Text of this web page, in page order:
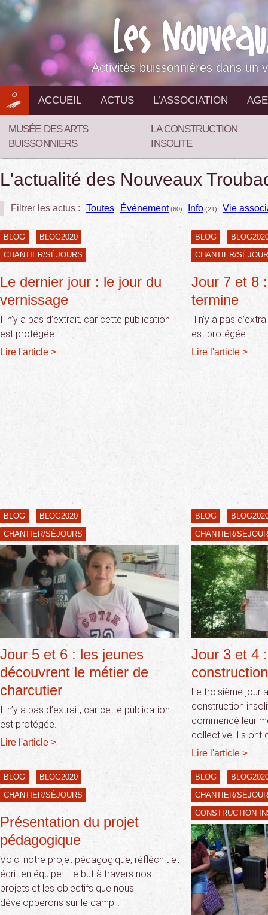
Aller
au
contenu
Activités buissonnières dans un
ACCUEIL ACTUS L’ASSOCIATION
MUSÉE DES ARTS
BUISSONNIERS
LA CONSTRUCTION
INSOLITE
L'actualité des Nouveaux
Filtrer les actus : Toutes Événement(60) Info (21) Vie
BLOG
BLOG2020
CHANTIER/SÉJOURS
Le dernier jour : le jour du
vernissage
Il n’y a pas d’extrait, car cette publication
est protégée.
Lire l'article >
BLOG
CHANTIER/
Jour 7 et 8
termine
Il n’y a pas
est protégée.
Lire l'article >
BLOG
BLOG2020
CHANTIER/SÉJOURS
Jour 5 et 6 : les jeunes
découvrent le métier de
charcutier
Il n’y a pas d’extrait, car cette publication
est protégée.
Lire l'article >
BLOG
CHANTIER/
Jour 3 et 4
Le troisième jour
construction
commencé leur
collective. Ils ont
Lire l'article >
BLOG
BLOG2020
CHANTIER/SÉJOURS
Présentation du projet
pédagogique
Voici notre projet pédagogique, réfléchit et
écrit en équipe ! Le but à travers nos
projets et les objectifs que nous
développerons sur le camp…
BLOG
CHANTIER/
CONSTRUCTION